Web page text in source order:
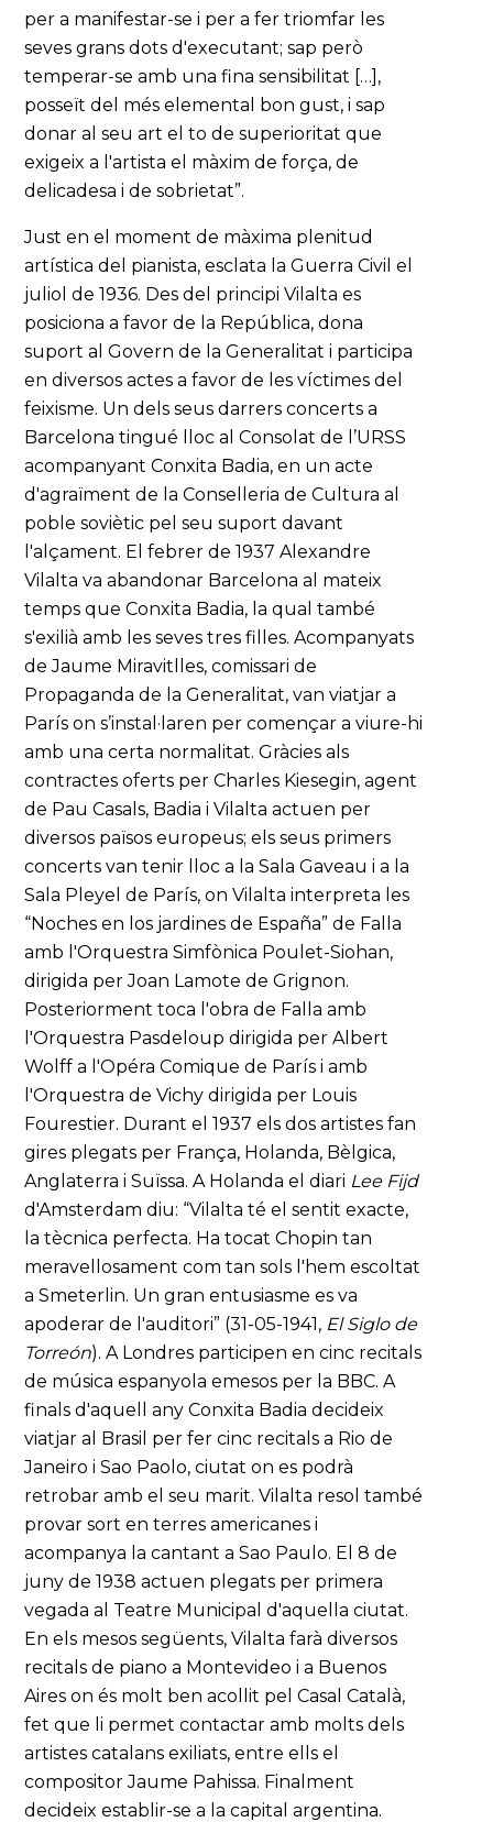
per a manifestar-se i per a fer triomfar les
seves grans dots d'executant; sap però
temperar-se amb una fina sensibilitat […],
posseït del més elemental bon gust, i sap
donar al seu art el to de superioritat que
exigeix a l'artista el màxim de força, de
delicadesa i de sobrietat”.
Just en el moment de màxima plenitud
artística del pianista, esclata la Guerra Civil el
juliol de 1936. Des del principi Vilalta es
posiciona a favor de la República, dona
suport al Govern de la Generalitat i participa
en diversos actes a favor de les víctimes del
feixisme. Un dels seus darrers concerts a
Barcelona tingué lloc al Consolat de l’URSS
acompanyant Conxita Badia, en un acte
d'agraïment de la Conselleria de Cultura al
poble soviètic pel seu suport davant
l'alçament. El febrer de 1937 Alexandre
Vilalta va abandonar Barcelona al mateix
temps que Conxita Badia, la qual també
s'exilià amb les seves tres filles. Acompanyats
de Jaume Miravitlles, comissari de
Propaganda de la Generalitat, van viatjar a
París on s’instal·laren per començar a viure-hi
amb una certa normalitat. Gràcies als
contractes oferts per Charles Kiesegin, agent
de Pau Casals, Badia i Vilalta actuen per
diversos països europeus; els seus primers
concerts van tenir lloc a la Sala Gaveau i a la
Sala Pleyel de París, on Vilalta interpreta les
“Noches en los jardines de España” de Falla
amb l'Orquestra Simfònica Poulet-Siohan,
dirigida per Joan Lamote de Grignon.
Posteriorment toca l'obra de Falla amb
l'Orquestra Pasdeloup dirigida per Albert
Wolff a l'Opéra Comique de París i amb
l'Orquestra de Vichy dirigida per Louis
Fourestier. Durant el 1937 els dos artistes fan
gires plegats per França, Holanda, Bèlgica,
Anglaterra i Suïssa. A Holanda el diari Lee Fijd
d'Amsterdam diu: “Vilalta té el sentit exacte,
la tècnica perfecta. Ha tocat Chopin tan
meravellosament com tan sols l'hem escoltat
a Smeterlin. Un gran entusiasme es va
apoderar de l'auditori” (31-05-1941, El Siglo de
Torreón). A Londres participen en cinc recitals
de música espanyola emesos per la BBC. A
finals d'aquell any Conxita Badia decideix
viatjar al Brasil per fer cinc recitals a Rio de
Janeiro i Sao Paolo, ciutat on es podrà
retrobar amb el seu marit. Vilalta resol també
provar sort en terres americanes i
acompanya la cantant a Sao Paulo. El 8 de
juny de 1938 actuen plegats per primera
vegada al Teatre Municipal d'aquella ciutat.
En els mesos següents, Vilalta farà diversos
recitals de piano a Montevideo i a Buenos
Aires on és molt ben acollit pel Casal Català,
fet que li permet contactar amb molts dels
artistes catalans exiliats, entre ells el
compositor Jaume Pahissa. Finalment
decideix establir-se a la capital argentina.